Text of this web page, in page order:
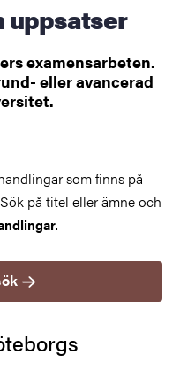
uppsatser
examensarbeten.
eller avancerad
som finns på
på titel eller ämne och
.